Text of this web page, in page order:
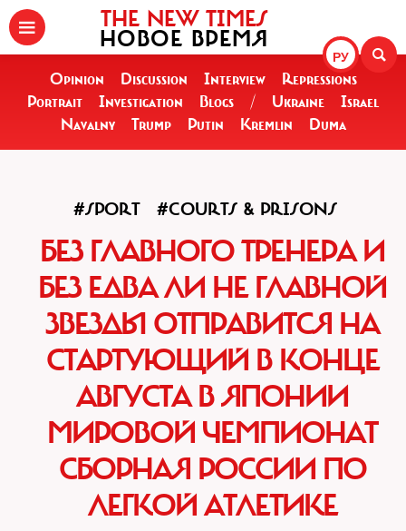
РУ
THE NEW TIMES
НОВОЕ ВРЕМЯ
Opinion Discussion Interview
Repressions
Portrait
Investigation Blogs / Ukraine
Israel
Navalny
Trump Putin Kremlin Duma
#SPORT #COURTS & PRISONS
БЕЗ ГЛАВНОГО ТРЕНЕРА И
БЕЗ ЕДВА ЛИ НЕ ГЛАВНОЙ
ЗВЕЗДЫ ОТПРАВИТСЯ НА
СТАРТУЮЩИЙ В КОНЦЕ
АВГУСТА В ЯПОНИИ
МИРОВОЙ ЧЕМПИОНАТ
СБОРНАЯ РОССИИ ПО
ЛЕГКОЙ АТЛЕТИКЕ